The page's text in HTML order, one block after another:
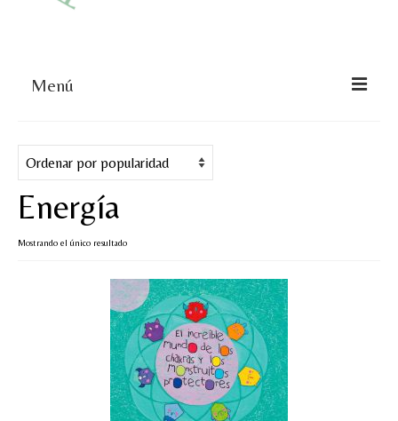
Menú
Juegos y puzles
Materiales de juego
Artesanía Waldorf
Hecho a mano
Energía
Mostrando el único resultado